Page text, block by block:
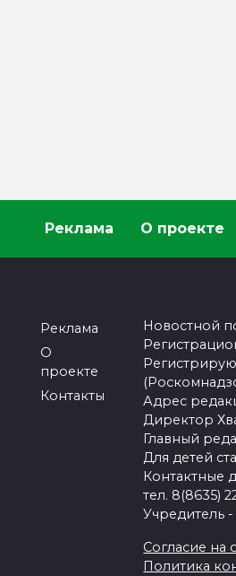
Реклама О проекте
Реклама
О
проекте
Контакты
Новостной
Адрес
Директор
Главный
Для детей
Контактные
тел. 8(8635)
Учредитель
Согласие на
Политика